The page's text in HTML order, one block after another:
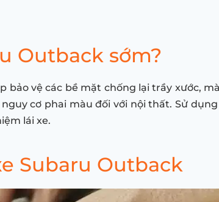
Outback sớm?
bảo vệ các bề mặt chống lại trầy xước,
cơ phai màu đối với nội thất. Sử dụng
lái xe.
Subaru Outback